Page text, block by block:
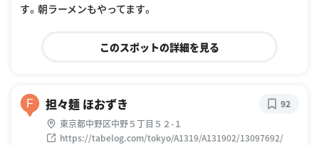
す。朝ラーメンもやってます。
このスポットの詳細を見る
F 担々麺 ほおずき
東京都中野区中野５丁目５２-１
https://tabelog.com/tokyo/A1319/A131902/13097692/
92